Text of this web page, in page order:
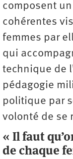
composent
cohérentes
femmes par
qui
technique de
pédagogie
politique par
volonté de se
« Il faut
de chaque